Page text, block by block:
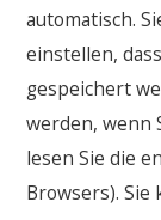
automatisch.
einstellen,
gespeichert
werden, wenn
lesen Sie die
Browsers). Sie